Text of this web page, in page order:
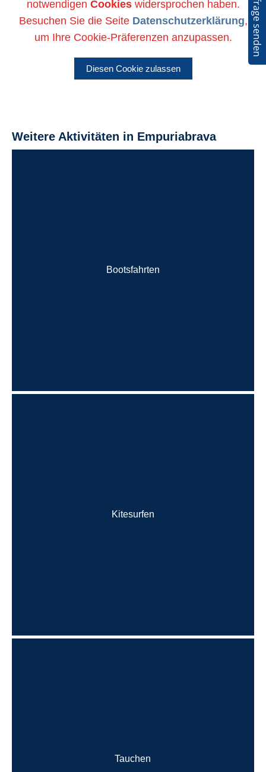
notwendigen Cookieswidersprochen haben.
Besuchen Sie die Seite Datenschutzerklärung,
um Ihre Cookie-Präferenzen anzupassen.
Diesen Cookie zulassen
Weitere Aktivitäten in Empuriabrava
Bootsfahrten
Kitesurfen
Tauchen
Anfrage senden